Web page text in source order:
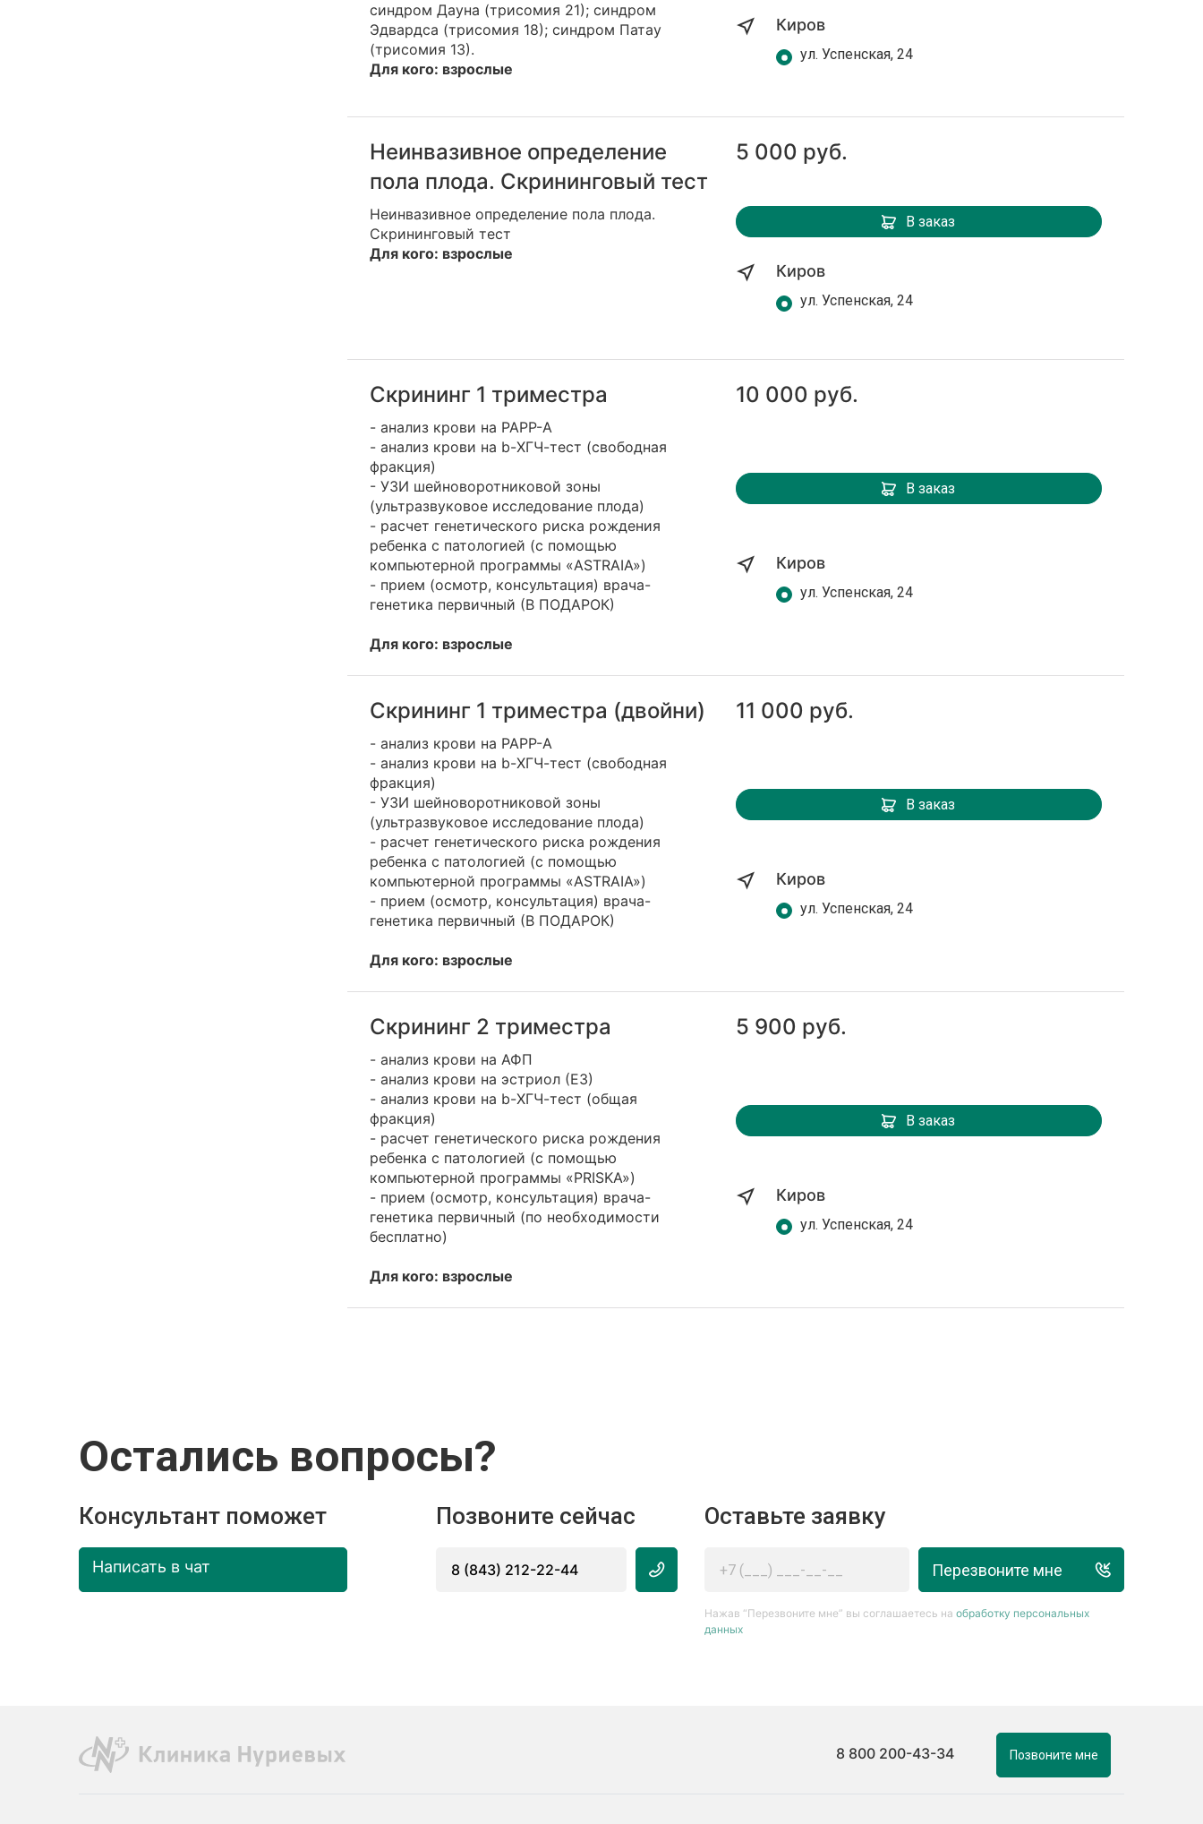
синдром Дауна (трисомия 21); синдром
Эдвардса (трисомия 18); синдром Патау
(трисомия 13).
Для кого: взрослые
Киров
ул. Успенская, 24
Неинвазивное определение
пола плода. Скрининговый тест
Неинвазивное определение пола плода.
Скрининговый тест
Для кого: взрослые
5 000 руб.
В заказ
Киров
ул. Успенская, 24
Скрининг 1 триместра
- анализ крови на PAPP-A
- анализ крови на b-ХГЧ-тест (свободная
фракция)
- УЗИ шейноворотниковой зоны
(ультразвуковое исследование плода)
- расчет генетического риска рождения
ребенка с патологией (с помощью
компьютерной программы «ASTRAIA»)
- прием (осмотр, консультация) врача-
генетика первичный (В ПОДАРОК)
Для кого: взрослые
10 000 руб.
В заказ
Киров
ул. Успенская, 24
Скрининг 1 триместра (двойни)
- анализ крови на PAPP-A
- анализ крови на b-ХГЧ-тест (свободная
фракция)
- УЗИ шейноворотниковой зоны
(ультразвуковое исследование плода)
- расчет генетического риска рождения
ребенка с патологией (с помощью
компьютерной программы «ASTRAIA»)
- прием (осмотр, консультация) врача-
генетика первичный (В ПОДАРОК)
Для кого: взрослые
11 000 руб.
В заказ
Киров
ул. Успенская, 24
Скрининг 2 триместра
- анализ крови на АФП
- анализ крови на эстриол (Е3)
- анализ крови на b-ХГЧ-тест (общая
фракция)
- расчет генетического риска рождения
ребенка с патологией (с помощью
компьютерной программы «PRISKA»)
- прием (осмотр, консультация) врача-
генетика первичный (по необходимости
бесплатно)
Для кого: взрослые
5 900 руб.
В заказ
Киров
ул. Успенская, 24
Остались вопросы?
Консультант поможет
Написать в чат
Позвоните сейчас
8 (843) 212-22-44
Оставьте заявку
Перезвоните мне
Нажав “Перезвоните мне” вы соглашаетесь на обработку персональных
данных
8 800 200-43-34 Позвоните мне